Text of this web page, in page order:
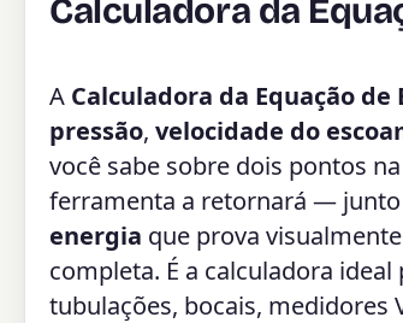
Calculadora da
A Calculadora da Equação
pressão, velocidade do
você sabe sobre dois pontos
ferramenta a retornará —
energia que prova
completa. É a calculadora
tubulações, bocais, medidores